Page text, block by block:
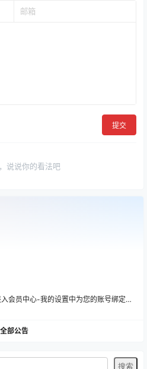
提交
说说你的看法吧
员中心-我的设置中为您的账号绑定邮箱!
全部公告